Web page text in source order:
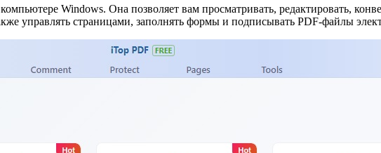
Windows. Она позволяет вам просматривать, редактировать,
управлять страницами, заполнять формы и подписывать PDF-файлы